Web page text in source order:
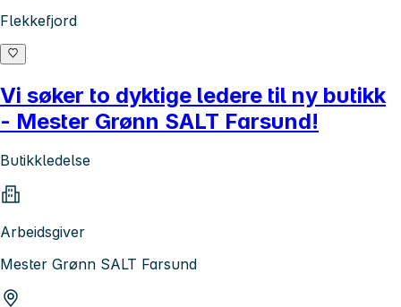
Flekkefjord
Vi søker to dyktige ledere til ny butikk
- Mester Grønn SALT Farsund!
Butikkledelse
Arbeidsgiver
Mester Grønn SALT Farsund